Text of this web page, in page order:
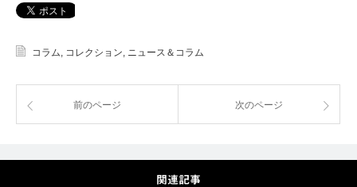
コラム, コレクション, ニュース＆コラム
前のページ 次のページ
関連記事